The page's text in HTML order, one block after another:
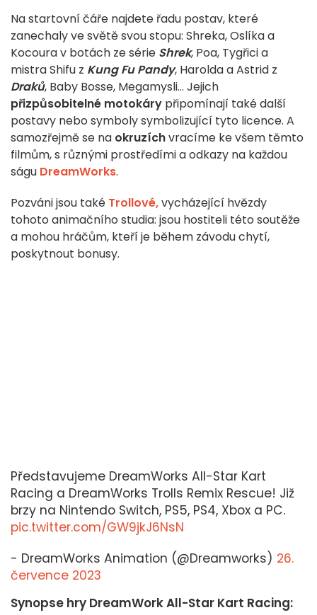
Na startovní čáře najdete řadu postav, které
zanechaly ve světě svou stopu: Shreka, Oslíka a
Kocoura v botách ze série Shrek, Poa, Tygřici a
mistra Shifu z Kung Fu Pandy, Harolda a Astrid z
Draků, Baby Bosse, Megamysli... Jejich
přizpůsobitelné motokáry připomínají také další
postavy nebo symboly symbolizující tyto licence. A
samozřejmě se na okruzíchvracíme ke všem těmto
filmům, s různými prostředími a odkazy na každou
ságu DreamWorks.
Pozváni jsou také Trollové,vycházející hvězdy
tohoto animačního studia: jsou hostiteli této soutěže
a mohou hráčům, kteří je během závodu chytí,
poskytnout bonusy.
Představujeme DreamWorks All-Star Kart
Racing a DreamWorks Trolls Remix Rescue! Již
brzy na Nintendo Switch, PS5, PS4, Xbox a PC.
pic.twitter.com/GW9jkJ6NsN
- DreamWorks Animation (@Dreamworks) 26.
července 2023
Synopse hry DreamWork All-Star Kart Racing: